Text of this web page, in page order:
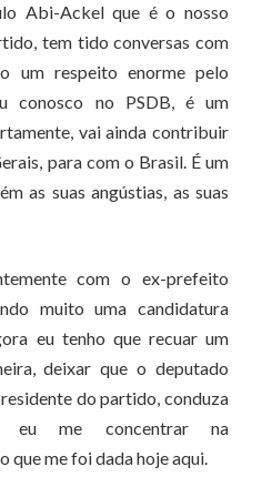
Abi-Ackel que é o nosso
tem tido conversas com
um respeito enorme pelo
conosco no PSDB, é um
vai ainda contribuir
para com o Brasil. É um
as suas angústias, as suas
com o ex-prefeito
muito uma candidatura
eu tenho que recuar um
deixar que o deputado
do partido, conduza
eu me concentrar na
que me foi dada hoje aqui.